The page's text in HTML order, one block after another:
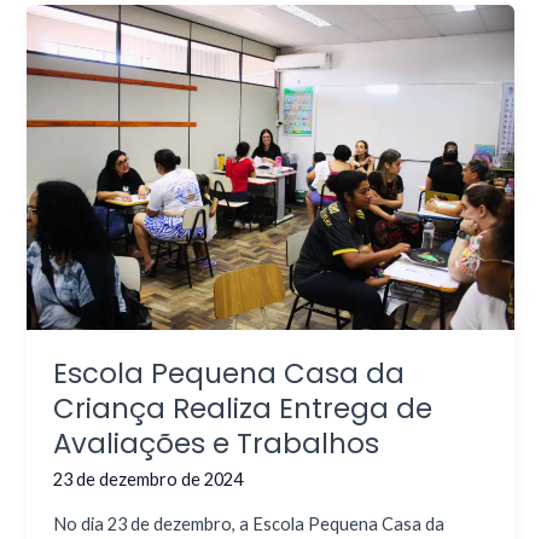
Escola Pequena Casa da
Criança Realiza Entrega de
Avaliações e Trabalhos
23 de dezembro de 2024
No dia 23 de dezembro, a Escola Pequena Casa da